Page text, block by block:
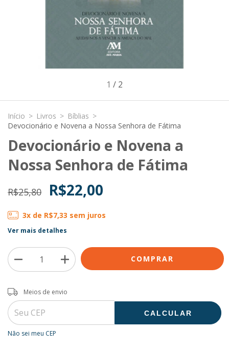
1 / 2
Início > Livros > Bíblias >
Devocionário e Novena a Nossa Senhora de Fátima
Devocionário e Novena a
Nossa Senhora de Fátima
R$25,80 R$22,00
3x de R$7,33 sem juros
Ver mais detalhes
Entregas para o CEP:
Meios de envio
CALCULAR
Não sei meu CEP